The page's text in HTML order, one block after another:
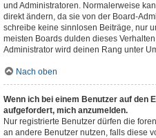
und Administratoren. Normalerweise
direkt ändern, da sie von der Board-
schreibe keine sinnlosen Beiträge, nur
meisten Boards dulden dieses
Administrator wird deinen Rang unter
Nach oben
Wenn ich bei einem Benutzer auf den
aufgefordert, mich anzumelden.
Nur registrierte Benutzer dürfen die
an andere Benutzer nutzen, falls diese